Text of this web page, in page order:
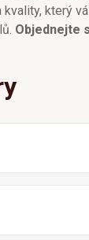
který
Objednejte